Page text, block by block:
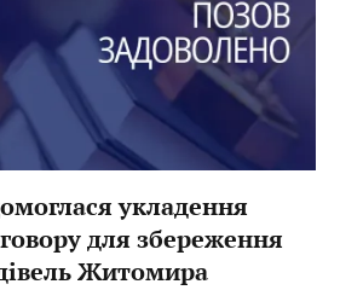
укладення
для збереження
Житомира